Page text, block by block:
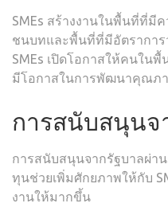
SMEs สร้างงานในพื้นที่ที่มี
ชนบทและพื้นที่ที่มีอัตราการ
SMEs เปิดโอกาสให้คนใน
มีโอกาสในการพัฒนาคุณภ
การสนับสนุนจ
การสนับสนุนจากรัฐบาลผ่า
ทุนช่วยเพิ่มศักยภาพให้กับ
งานให้มากขึ้น